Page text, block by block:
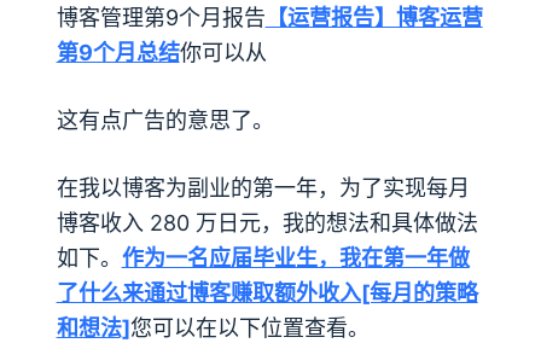
博客管理第9个月报告 【运营报告】博客运营
第9个月总结你可以从
这有点广告的意思了。
在我以博客为副业的第一年，为了实现每月
博客收入 280 万日元，我的想法和具体做法
如下。 作为一名应届毕业生，我在第一年做
了什么来通过博客赚取额外收入[每月的策略
和想法]您可以在以下位置查看。